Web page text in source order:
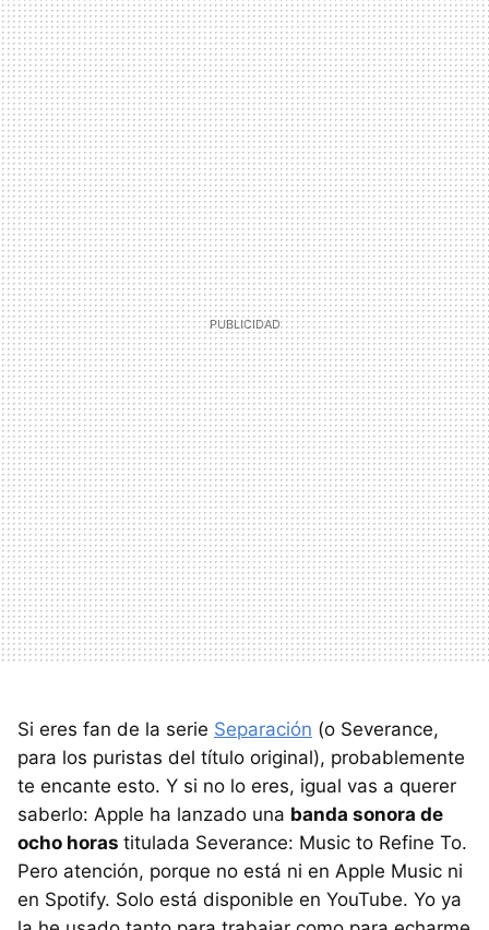
Si eres fan de la serie Separación (o Severance,
para los puristas del título original), probablemente
te encante esto. Y si no lo eres, igual vas a querer
saberlo: Apple ha lanzado una banda sonora de
ocho horas titulada Severance: Music to Refine To.
Pero atención, porque no está ni en Apple Music ni
en Spotify. Solo está disponible en YouTube. Yo ya